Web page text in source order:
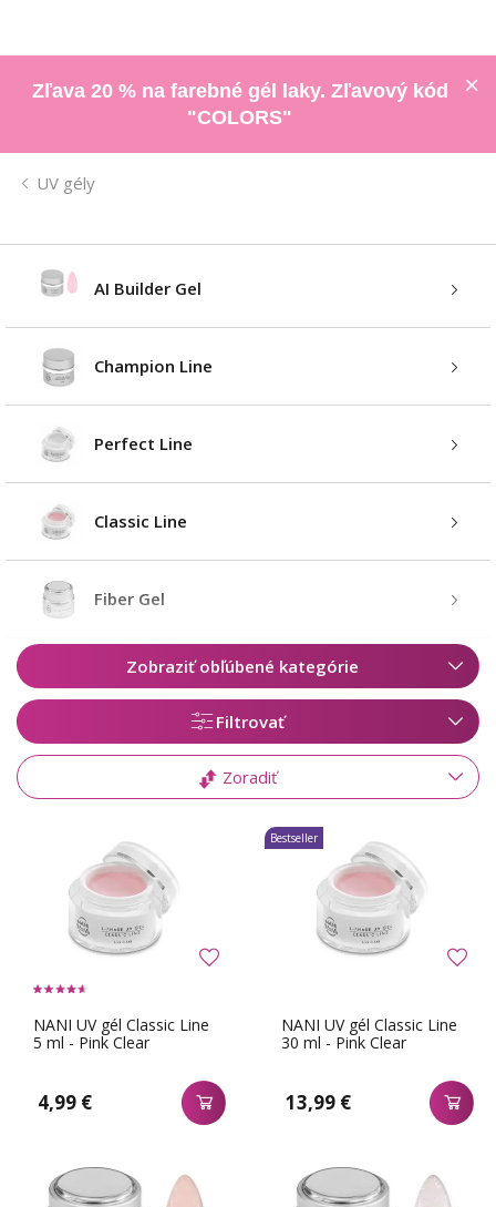
Zľava 20 % na farebné gél laky. Zľavový kód
"COLORS"
UV gély
AI Builder Gel
Champion Line
Perfect Line
Classic Line
Fiber Gel
Zobraziť obľúbené kategórie
Filtrovať
Zoradiť
NANI UV gél Classic Line
5 ml - Pink Clear
4,99 €
NANI UV gél Classic Line
30 ml - Pink Clear
13,99 €
Bestseller